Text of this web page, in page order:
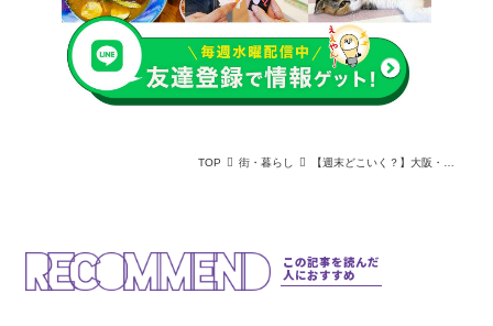
TOP 街・暮らし
この記事を読んだ
人におすすめ